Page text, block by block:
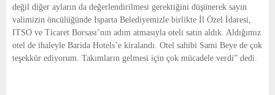
değil diğer ayların da değerlendirilmesi gerektiğini düşünerek sayın
valimizin öncülüğünde Isparta Belediyemizle birlikte İl Özel İdaresi,
ITSO ve Ticaret Borsası’nın adım atmasıyla oteli satın aldık. Aldığımız
otel de ihaleyle Barida Hotels’e kiralandı. Otel sahibi Sami Beye de çok
teşekkür ediyorum. Takımların gelmesi için çok mücadele verdi” dedi.